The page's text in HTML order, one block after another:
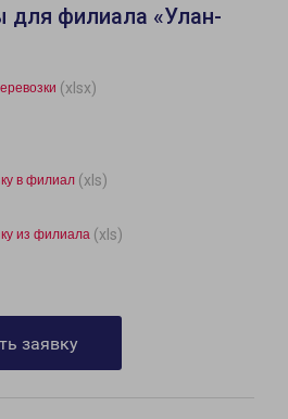
для филиала «Улан-
(xlsx)
в филиал (xls)
из филиала (xls)
заявку